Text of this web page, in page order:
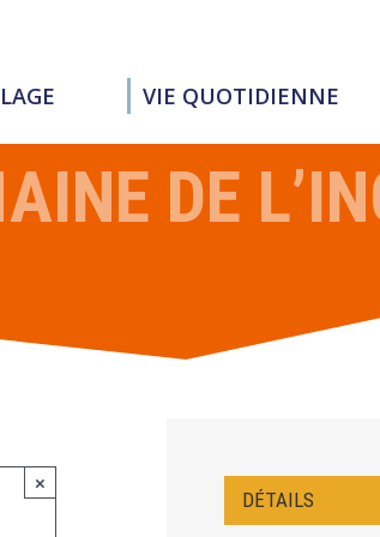
VIE QUOTIDIENNE
DE
×
DÉTAILS